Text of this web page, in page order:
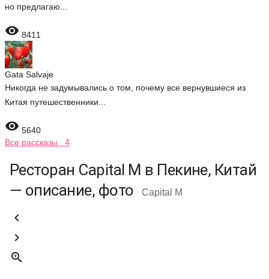
но предлагаю...
 8411
Gata Salvaje
Никогда не задумывались о том, почему все вернувшиеся из
Китая путешественники...
 5640
Все рассказы 4
Ресторан Capital M в Пекине, Китай
— описание, фото
Capital M


